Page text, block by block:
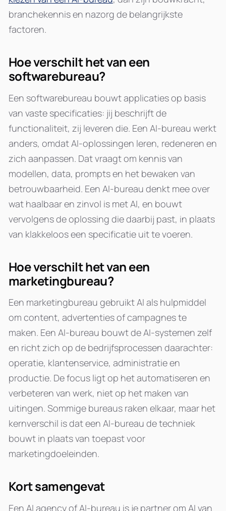
branchekennis en nazorg de belangrijkste
factoren.
Hoe verschilt het van een
softwarebureau?
Een softwarebureau bouwt applicaties op basis
van vaste specificaties: jij beschrijft de
functionaliteit, zij leveren die. Een AI-bureau werkt
anders, omdat AI-oplossingen leren, redeneren en
zich aanpassen. Dat vraagt om kennis van
modellen, data, prompts en het bewaken van
betrouwbaarheid. Een AI-bureau denkt mee over
wat haalbaar en zinvol is met AI, en bouwt
vervolgens de oplossing die daarbij past, in plaats
van klakkeloos een specificatie uit te voeren.
Hoe verschilt het van een
marketingbureau?
Een marketingbureau gebruikt AI als hulpmiddel
om content, advertenties of campagnes te
maken. Een AI-bureau bouwt de AI-systemen zelf
en richt zich op de bedrijfsprocessen daarachter:
operatie, klantenservice, administratie en
productie. De focus ligt op het automatiseren en
verbeteren van werk, niet op het maken van
uitingen. Sommige bureaus raken elkaar, maar het
kernverschil is dat een AI-bureau de techniek
bouwt in plaats van toepast voor
marketingdoeleinden.
Kort samengevat
Een AI agency of AI-bureau is je partner om AI van